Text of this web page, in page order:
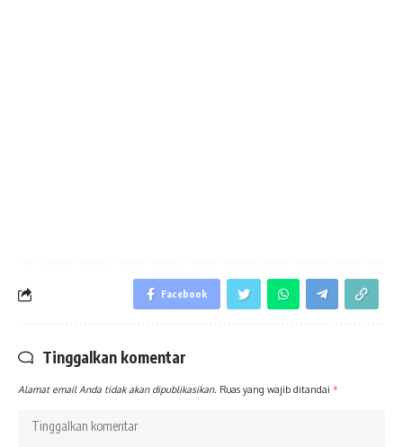
Facebook
Tinggalkan komentar
Alamat email Anda tidak akan dipublikasikan. Ruas yang wajib ditandai *